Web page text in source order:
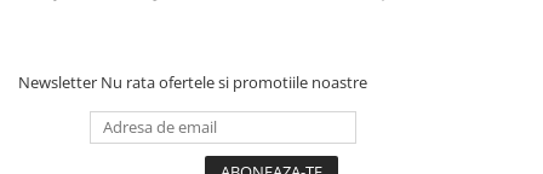
Newsletter Nu rata ofertele si promotiile noastre